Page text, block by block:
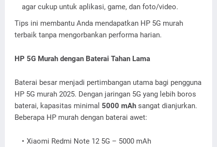
agar cukup untuk aplikasi, game, dan foto/video.
Tips ini membantu Anda mendapatkan HP 5G murah
terbaik tanpa mengorbankan performa harian.
HP 5G Murah dengan Baterai Tahan Lama
Baterai besar menjadi pertimbangan utama bagi pengguna
HP 5G murah 2025. Dengan jaringan 5G yang lebih boros
baterai, kapasitas minimal 5000 mAh sangat dianjurkan.
Beberapa HP murah dengan baterai awet:
Xiaomi Redmi Note 12 5G – 5000 mAh